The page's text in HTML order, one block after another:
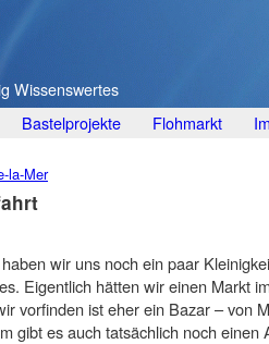
Wissenswertes
Bastelprojekte Flohmarkt
la-Mer
wir uns noch ein paar
Eigentlich hätten wir einen Markt
vorfinden ist eher ein Bazar – von
gibt es auch tatsächlich noch einen